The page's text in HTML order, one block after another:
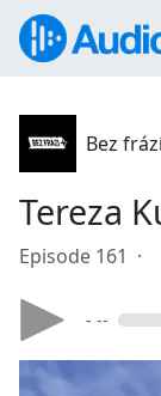
Bez
Tereza
Episode 161 ·
- --